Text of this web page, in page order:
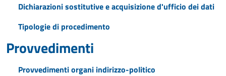
Dichiarazioni sostitutive e acquisizione d'ufficio dei dati
Tipologie di procedimento
Provvedimenti
Provvedimenti organi indirizzo-politico